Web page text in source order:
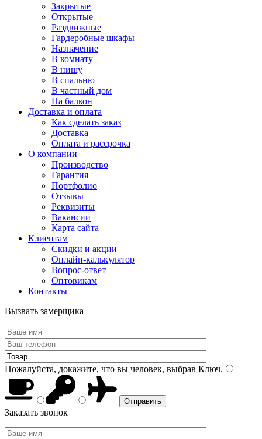
Закрытые
Открытые
Раздвижные
Гардеробные шкафы
Назначение
В комнату
В нишу
В спальню
В частный дом
На балкон
Доставка и оплата
Как сделать заказ
Доставка
Оплата и рассрочка
О компании
Производство
Гарантия
Портфолио
Отзывы
Реквизиты
Вакансии
Карта сайта
Клиентам
Скидки и акции
Онлайн-калькулятор
Вопрос-ответ
Оптовикам
Контакты
Вызвать замерщика
Пожалуйста, докажите, что вы человек, выбрав Ключ.
Заказать звонок